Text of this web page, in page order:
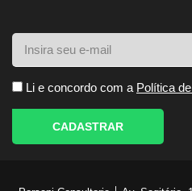
Li e concordo com a Política
CADASTRAR